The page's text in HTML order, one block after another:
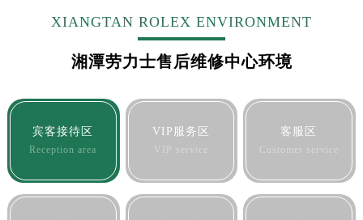
XIANGTAN ROLEX ENVIRONMENT
湘潭劳力士售后维修中心环境
宾客接待区
Reception area
VIP服务区
VIP service
客服区
Customer service